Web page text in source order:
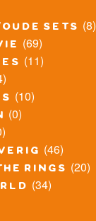
sets (8)
(69)
(11)
(10)
(0)
(46)
rings (20)
(34)